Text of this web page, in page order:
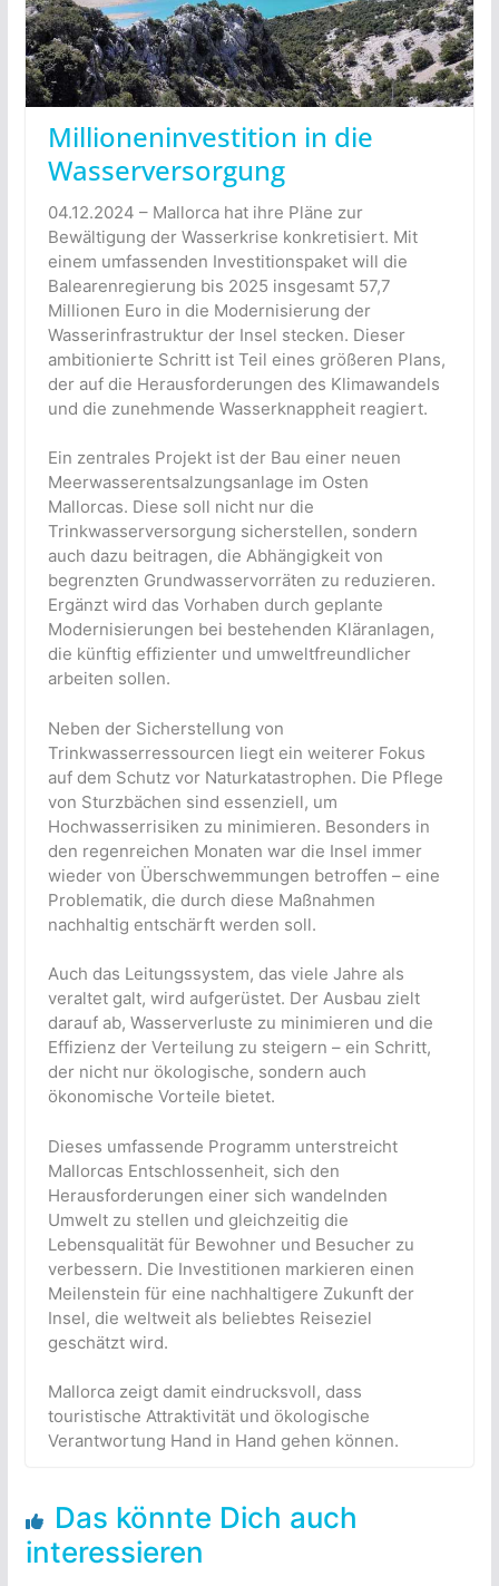
Millioneninvestition in die
Wasserversorgung
04.12.2024 – Mallorca hat ihre Pläne zur
Bewältigung der Wasserkrise konkretisiert. Mit
einem umfassenden Investitionspaket will die
Balearenregierung bis 2025 insgesamt 57,7
Millionen Euro in die Modernisierung der
Wasserinfrastruktur der Insel stecken. Dieser
ambitionierte Schritt ist Teil eines größeren Plans,
der auf die Herausforderungen des Klimawandels
und die zunehmende Wasserknappheit reagiert.
Ein zentrales Projekt ist der Bau einer neuen
Meerwasserentsalzungsanlage im Osten
Mallorcas. Diese soll nicht nur die
Trinkwasserversorgung sicherstellen, sondern
auch dazu beitragen, die Abhängigkeit von
begrenzten Grundwasservorräten zu reduzieren.
Ergänzt wird das Vorhaben durch geplante
Modernisierungen bei bestehenden Kläranlagen,
die künftig effizienter und umweltfreundlicher
arbeiten sollen.
Neben der Sicherstellung von
Trinkwasserressourcen liegt ein weiterer Fokus
auf dem Schutz vor Naturkatastrophen. Die Pflege
von Sturzbächen sind essenziell, um
Hochwasserrisiken zu minimieren. Besonders in
den regenreichen Monaten war die Insel immer
wieder von Überschwemmungen betroffen – eine
Problematik, die durch diese Maßnahmen
nachhaltig entschärft werden soll.
Auch das Leitungssystem, das viele Jahre als
veraltet galt, wird aufgerüstet. Der Ausbau zielt
darauf ab, Wasserverluste zu minimieren und die
Effizienz der Verteilung zu steigern – ein Schritt,
der nicht nur ökologische, sondern auch
ökonomische Vorteile bietet.
Dieses umfassende Programm unterstreicht
Mallorcas Entschlossenheit, sich den
Herausforderungen einer sich wandelnden
Umwelt zu stellen und gleichzeitig die
Lebensqualität für Bewohner und Besucher zu
verbessern. Die Investitionen markieren einen
Meilenstein für eine nachhaltigere Zukunft der
Insel, die weltweit als beliebtes Reiseziel
geschätzt wird.
Mallorca zeigt damit eindrucksvoll, dass
touristische Attraktivität und ökologische
Verantwortung Hand in Hand gehen können.
Das könnte Dich auch
interessieren